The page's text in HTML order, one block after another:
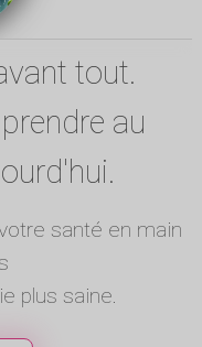
tout.
au
santé en main
plus saine.